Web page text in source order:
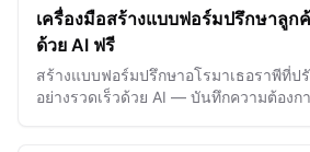
ทดลองใช้ฟรี
เครื่องมือสร้างแบบฟอร์มปรึกษาลูก
ด้วย AI ฟรี
สร้างแบบฟอร์มปรึกษาอโรมาเธอราพีที่ป
อย่างรวดเร็วด้วย AI — บันทึกความต้อง